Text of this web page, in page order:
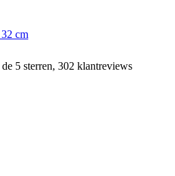
cm
5 sterren, 302 klantreviews